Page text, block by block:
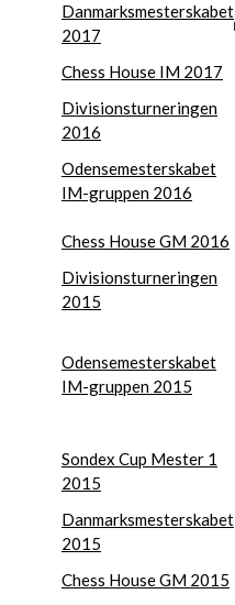
Danmarksmesterskabet
2017
Chess House IM 2017
Divisionsturneringen
2016
Odensemesterskabet
IM-gruppen 2016
Chess House GM 2016
Divisionsturneringen
2015
Odensemesterskabet
IM-gruppen 2015
Sondex Cup Mester 1
2015
Danmarksmesterskabet
2015
Chess House GM 2015